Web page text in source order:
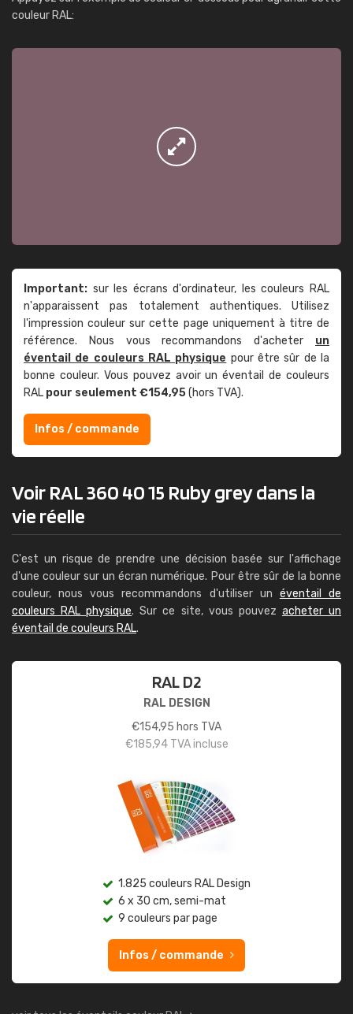
couleur RAL:
Important: sur les écrans d'ordinateur, les couleurs RAL
n'apparaissent pas totalement authentiques. Utilisez
l'impression couleur sur cette page uniquement à titre de
référence. Nous vous recommandons d'acheter un
éventail de couleurs RAL physique pour être sûr de la
bonne couleur. Vous pouvez avoir un éventail de couleurs
RAL pour seulement €154,95(hors TVA).
Infos / commande
Voir RAL 360 40 15 Ruby grey dans la
vie réelle
C'est un risque de prendre une décision basée sur l'affichage
d'une couleur sur un écran numérique. Pour être sûr de la bonne
couleur, nous vous recommandons d'utiliser un éventail de
couleurs RAL physique. Sur ce site, vous pouvez acheter un
éventail de couleurs RAL.
RAL D2
RAL DESIGN
€154,95 hors TVA
€185,94TVA incluse
1.825 couleurs RAL Design
6 x 30 cm, semi-mat
9 couleurs par page
Infos / commande